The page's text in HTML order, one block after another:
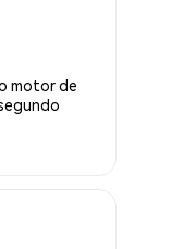
motor de